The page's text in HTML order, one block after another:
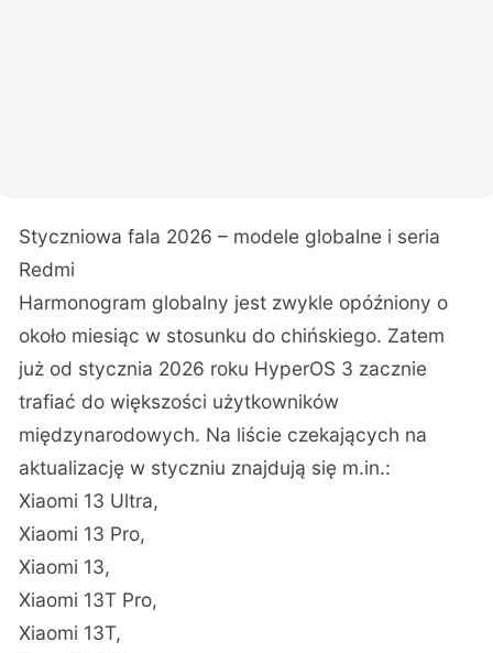
Styczniowa fala 2026 – modele globalne i seria
Redmi
Harmonogram globalny jest zwykle opóźniony o
około miesiąc w stosunku do chińskiego. Zatem
już od stycznia 2026 roku HyperOS 3 zacznie
trafiać do większości użytkowników
międzynarodowych. Na liście czekających na
aktualizację w styczniu znajdują się m.in.:
Xiaomi 13 Ultra,
Xiaomi 13 Pro,
Xiaomi 13,
Xiaomi 13T Pro,
Xiaomi 13T,